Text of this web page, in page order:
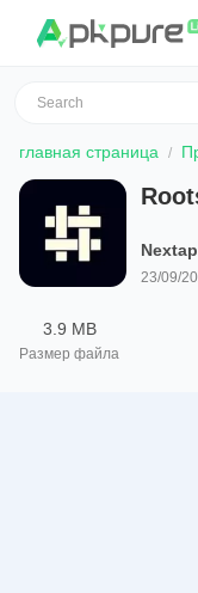
главная страница
23/09/
3.9 MB
Размер файла